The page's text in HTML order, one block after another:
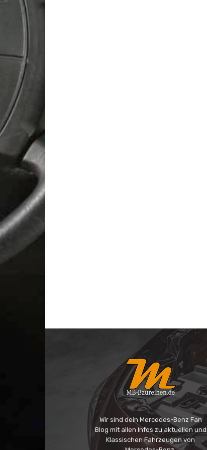
Wir sind dein Mercedes-Benz Fan
Blog mit allen Infos zu aktuellen und
Klassischen Fahrzeugen von